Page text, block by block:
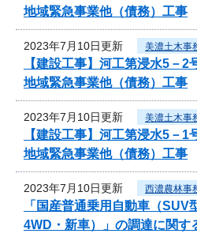
地域緊急事業他（債務）工事
2023年7月10日更新 美濃土木事
【建設工事】河工第浸水5－
地域緊急事業他（債務）工事
2023年7月10日更新 美濃土木事
【建設工事】河工第浸水5－
地域緊急事業他（債務）工事
2023年7月10日更新 西濃農林事
「国産普通乗用自動車（SUV
4WD・新車）」の調達に関す